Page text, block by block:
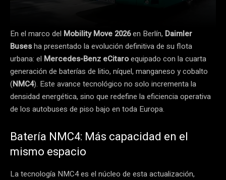
En el marco del Mobility Move 2026en Berlín, Daimler
Busesha presentado la evolución definitiva de su flota
urbana: el Mercedes-Benz eCitaroequipado con la cuarta
generación de baterías de litio, níquel, manganeso y cobalto
(NMC4). Este avance tecnológico no solo incrementa la
densidad energética, sino que redefine la eficiencia operativa
de los autobuses de piso bajo en toda Europa.
Batería NMC4: Más capacidad en el
mismo espacio
La tecnología NMC4 es el núcleo de esta actualización,